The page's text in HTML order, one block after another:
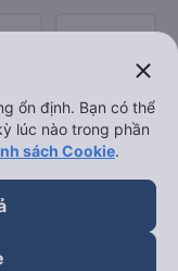
close
ổn định. Bạn có thể
lúc nào trong phần
sách Cookie.